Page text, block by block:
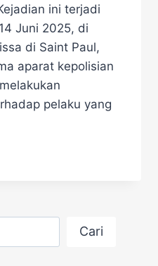
ini terjadi
Juni 2025, di
di Saint Paul,
aparat kepolisian
pelaku yang
Cari